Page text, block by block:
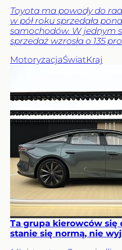
Toyota ma powody do
w pół roku sprzedała
samochodów. W jednym
sprzedaż wzrosła o 135
MotoryzacjaŚwiatKraj
Ta grupa kierowców się
stanie się normą, nie